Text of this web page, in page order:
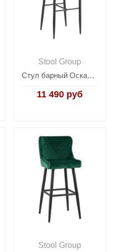
Stool Group
Стул барный Оскар велюр сине-зеленый
11 490 руб
Stool Group